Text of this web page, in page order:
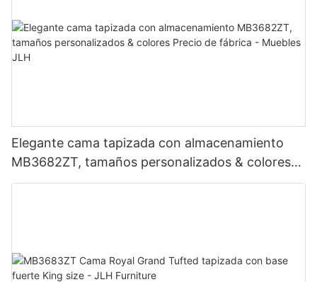
Elegante cama tapizada con almacenamiento
MB3682ZT, tamaños personalizados & colores
Precio de fábrica - Muebles JLH